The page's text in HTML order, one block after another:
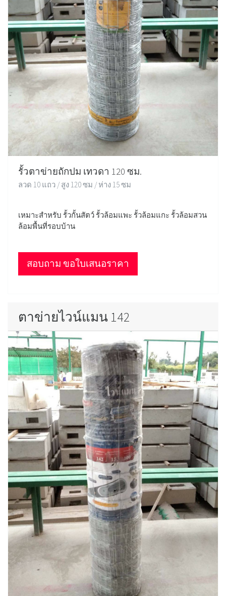
รั้วตาข่ายถักปม เทวดา 120 ซม.
ลวด 10 แถว / สูง 120 ซม / ห่าง 15 ซม
เหมาะสำหรับ รั้วกั้นสัตว์ รั้วล้อมแพะ รั้วล้อมแกะ รั้วล้อมสวน
ล้อมพื้นที่รอบบ้าน
สอบถาม ขอใบเสนอราคา
ตาข่ายไวน์แมน 142